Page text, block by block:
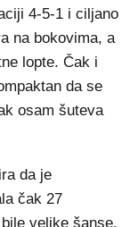
4-5-1 i ciljano
na bokovima, a
lopte. Čak i
da se
osam šuteva
da je
čak 27
velike šanse,